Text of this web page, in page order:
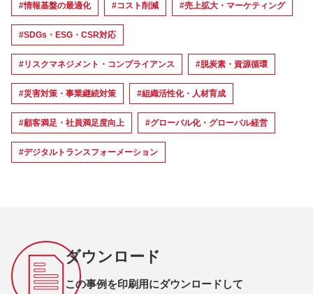
#情報基盤の最適化 #コスト削減 #売上拡大・マーケティング
#SDGs・ESG・CSR対応
#リスクマネジメント・コンプライアンス #脱炭素・資源循環
#災害対策・事業継続対策 #組織活性化・人材育成
#顧客満足・社員満足度向上 #グローバル化・グローバル経営
#デジタルトランスフォーメーション
ダウンロード
この事例を印刷用にダウンロードして